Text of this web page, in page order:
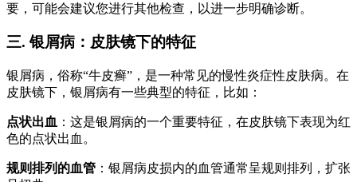
要，可能会建议您进行其他检查，以进一步明确诊断。
三. 银屑病：皮肤镜下的特征
银屑病，俗称“牛皮癣”，是一种常见的慢性炎症性皮肤病。在
皮肤镜下，银屑病有一些典型的特征，比如：
点状出血 ：这是银屑病的一个重要特征，在皮肤镜下表现为红
色的点状出血。
规则排列的血管 ：银屑病皮损内的血管通常呈规则排列，扩张